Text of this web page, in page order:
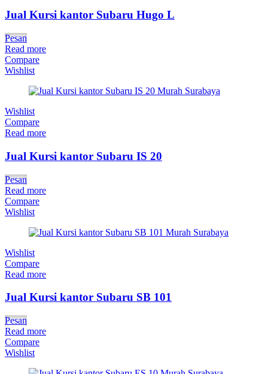
Jual Kursi kantor Subaru Hugo L
Pesan
Read more
Compare
Wishlist
Wishlist
Compare
Read more
Jual Kursi kantor Subaru IS 20
Pesan
Read more
Compare
Wishlist
Wishlist
Compare
Read more
Jual Kursi kantor Subaru SB 101
Pesan
Read more
Compare
Wishlist